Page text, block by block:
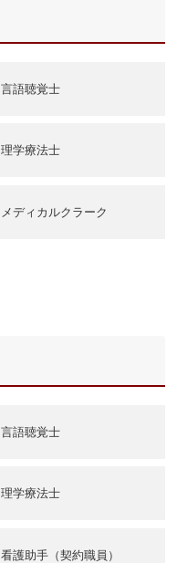
言語聴覚士
理学療法士
メディカルクラーク
言語聴覚士
理学療法士
看護助手（契約職員）